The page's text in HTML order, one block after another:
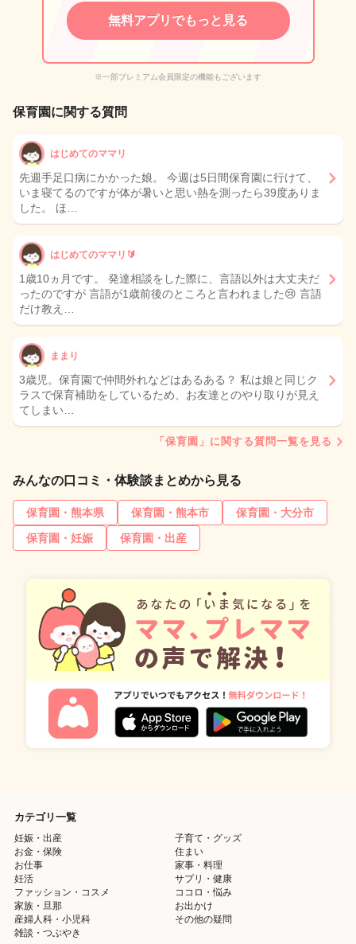
無料アプリでもっと見る
※一部プレミアム会員限定の機能もございます
保育園に関する質問
はじめてのママリ
先週手足口病にかかった娘。 今週は5日間保育園に行けて、
いま寝てるのですが体が暑いと思い熱を測ったら39度ありま
した。 ほ…
はじめてのママリ🔰
1歳10ヵ月です。 発達相談をした際に、言語以外は大丈夫だ
ったのですが 言語が1歳前後のところと言われました😢 言語
だけ教え…
ままり
3歳児。保育園で仲間外れなどはあるある？ 私は娘と同じク
ラスで保育補助をしているため、お友達とのやり取りが見え
てしまい…
「保育園」に関する質問一覧を見る
みんなの口コミ・体験談まとめから見る
保育園・熊本県 保育園・熊本市
保育園・大分市
保育園・妊娠
保育園・出産
カテゴリ一覧
妊娠・出産
子育て・グッズ
お金・保険
住まい
お仕事
家事・料理
妊活
サプリ・健康
ファッション・コスメ
ココロ・悩み
家族・旦那
お出かけ
産婦人科・小児科
その他の疑問
雑談・つぶやき